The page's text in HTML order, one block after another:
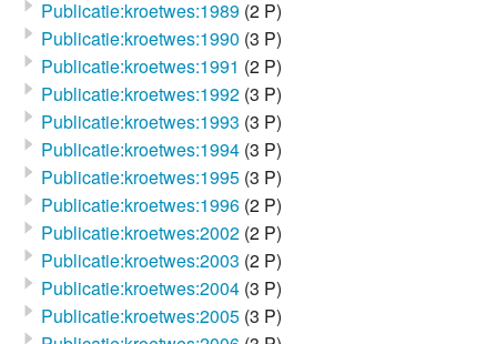
Publicatie:kroetwes:1989 (2 P)
Publicatie:kroetwes:1990 (3 P)
Publicatie:kroetwes:1991 (2 P)
Publicatie:kroetwes:1992 (3 P)
Publicatie:kroetwes:1993 (3 P)
Publicatie:kroetwes:1994 (3 P)
Publicatie:kroetwes:1995 (3 P)
Publicatie:kroetwes:1996 (2 P)
Publicatie:kroetwes:2002 (2 P)
Publicatie:kroetwes:2003 (2 P)
Publicatie:kroetwes:2004 (3 P)
Publicatie:kroetwes:2005 (3 P)